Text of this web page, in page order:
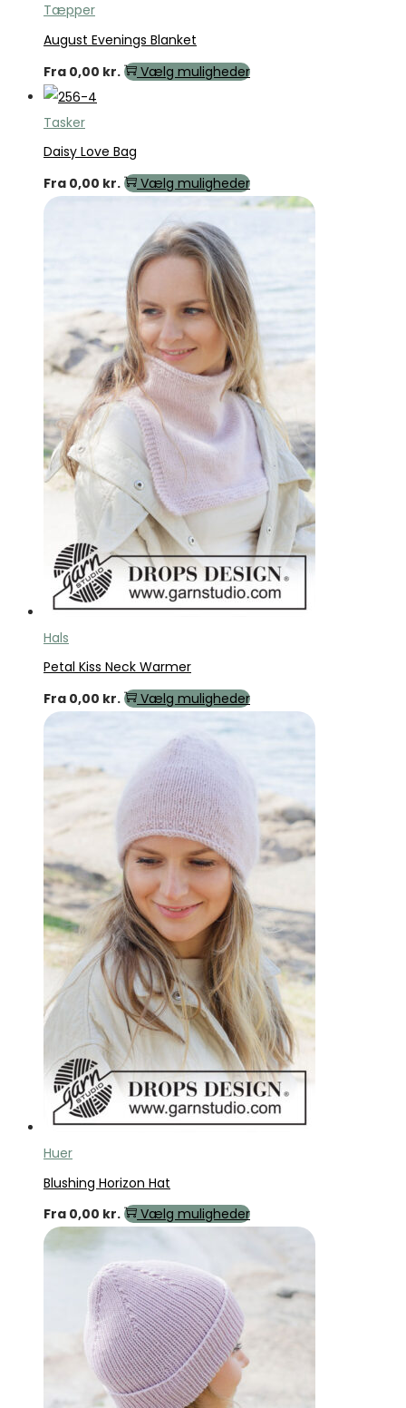
Tæpper
August Evenings Blanket
Fra 0,00 kr. Vælg muligheder
Tasker
Daisy Love Bag
Fra 0,00 kr. Vælg muligheder
Hals
Petal Kiss Neck Warmer
Fra 0,00 kr. Vælg muligheder
Huer
Blushing Horizon Hat
Fra 0,00 kr. Vælg muligheder